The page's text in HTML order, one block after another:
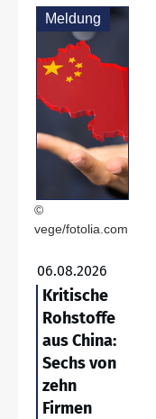
Meldung
©
vege/fotolia.com
06.08.2026
Kritische
Rohstoffe
aus China:
Sechs von
zehn
Firmen